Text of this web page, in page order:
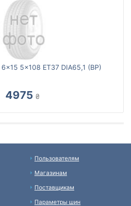
5x108 ET37 DIA65,1 (BP)
4975 ₴
Пользователям
Магазинам
Поставщикам
Параметры шин